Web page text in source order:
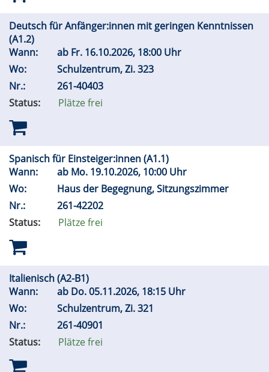
Deutsch für Anfänger:innen mit geringen Kenntnissen
(A1.2)
Wann:
ab Fr. 16.10.2026, 18:00 Uhr
Wo:
Schulzentrum, Zi. 323
Nr.:
261-40403
Status:
Plätze frei
Spanisch für Einsteiger:innen (A1.1)
Wann:
ab Mo. 19.10.2026, 10:00 Uhr
Wo:
Haus der Begegnung, Sitzungszimmer
Nr.:
261-42202
Status:
Plätze frei
Italienisch (A2-B1)
Wann:
ab Do.05.11.2026, 18:15 Uhr
Wo:
Schulzentrum, Zi. 321
Nr.:
261-40901
Status:
Plätze frei